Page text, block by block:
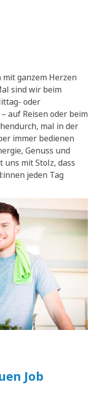
ganzem Herzen
sind wir beim
oder
auf Reisen oder beim
mal in der
immer bedienen
Genuss und
uns mit Stolz, dass
jeden Tag
Job